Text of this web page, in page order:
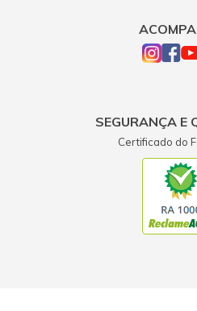
SEGURANÇA E
Certificado do